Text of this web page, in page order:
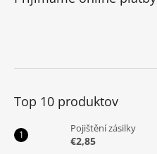
Top 10 produktov
Pojištění zásilky
€2,85